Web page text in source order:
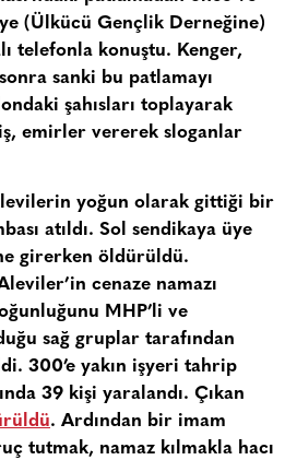
(Ülkücü Gençlik Derneğine)
telefonla konuştu. Kenger,
sanki bu patlamayı
şahısları toplayarak
emirler vererek sloganlar
yoğun olarak gittiği bir
atıldı. Sol sendikaya üye
girerken öldürüldü.
cenaze namazı
MHP’li ve
sağ gruplar tarafından
300’e yakın işyeri tahrip
39 kişi yaralandı. Çıkan
. Ardından bir imam
tutmak, namaz kılmakla hacı